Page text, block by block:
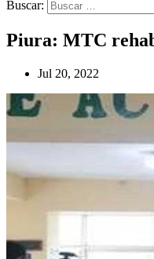
Buscar:
Piura: MTC
Jul 20, 2022